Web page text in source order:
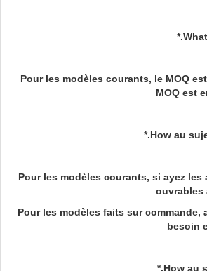
Pour les modèles courants, le MOQ
MOQ est
*.How au
Pour les modèles courants, si ayez
ouvrables
Pour les modèles faits sur commande,
besoin
*.How au